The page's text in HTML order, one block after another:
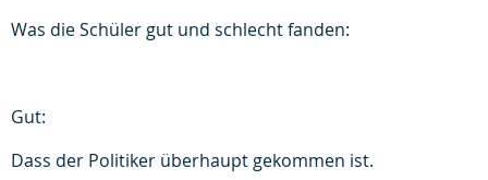
Was die Schüler gut und schlecht fanden:
Gut:
Dass der Politiker überhaupt gekommen ist.